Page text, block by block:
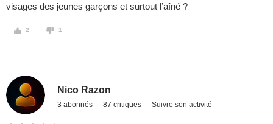
visages des jeunes garçons et surtout l’aîné ?
2 1
Nico Razon
3 abonnés 87 critiques Suivre son activité